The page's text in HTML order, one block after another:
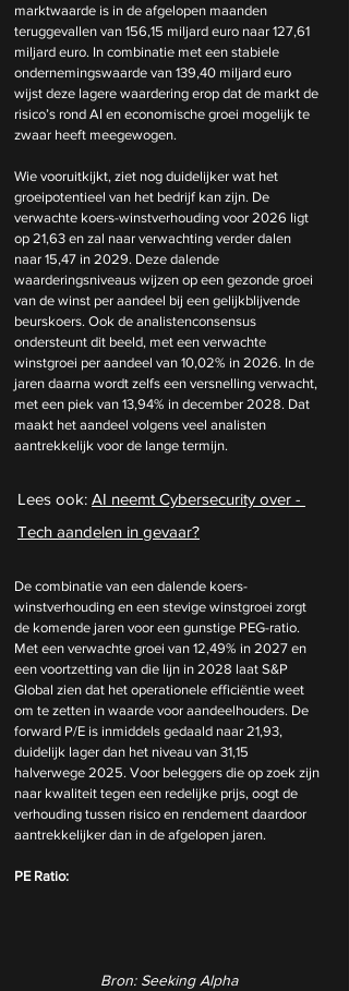
marktwaarde is in de afgelopen maanden
teruggevallen van 156,15 miljard euro naar 127,61
miljard euro. In combinatie met een stabiele
ondernemingswaarde van 139,40 miljard euro
wijst deze lagere waardering erop dat de markt de
risico’s rond AI en economische groei mogelijk te
zwaar heeft meegewogen.
Wie vooruitkijkt, ziet nog duidelijker wat het
groeipotentieel van het bedrijf kan zijn. De
verwachte koers-winstverhouding voor 2026 ligt
op 21,63 en zal naar verwachting verder dalen
naar 15,47 in 2029. Deze dalende
waarderingsniveaus wijzen op een gezonde groei
van de winst per aandeel bij een gelijkblijvende
beurskoers. Ook de analistenconsensus
ondersteunt dit beeld, met een verwachte
winstgroei per aandeel van 10,02% in 2026. In de
jaren daarna wordt zelfs een versnelling verwacht,
met een piek van 13,94% in december 2028. Dat
maakt het aandeel volgens veel analisten
aantrekkelijk voor de lange termijn.
Lees ook: AI neemt Cybersecurity over -
Tech aandelen in gevaar?
De combinatie van een dalende koers-
winstverhouding en een stevige winstgroei zorgt
de komende jaren voor een gunstige PEG-ratio.
Met een verwachte groei van 12,49% in 2027 en
een voortzetting van die lijn in 2028 laat S&P
Global zien dat het operationele efficiëntie weet
om te zetten in waarde voor aandeelhouders. De
forward P/E is inmiddels gedaald naar 21,93,
duidelijk lager dan het niveau van 31,15
halverwege 2025. Voor beleggers die op zoek zijn
naar kwaliteit tegen een redelijke prijs, oogt de
verhouding tussen risico en rendement daardoor
aantrekkelijker dan in de afgelopen jaren.
PE Ratio:
Bron: Seeking Alpha